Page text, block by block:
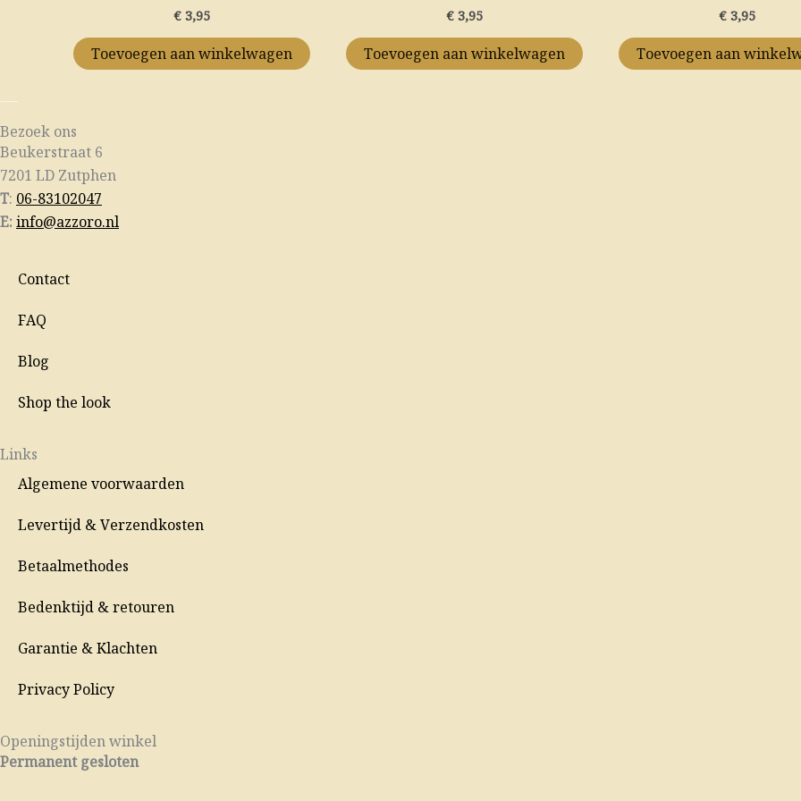
de
productpagina
de
productpagina
€ 3,95
Toevoegen aan winkelwagen
€ 3,95
Toevoegen aan winkelwagen
€ 3,95
Toevoegen aan
Bezoek ons
Beukerstraat 6
7201 LD Zutphen
T: 06-83102047
E: info@azzoro.nl
Contact
FAQ
Blog
Shop the look
Links
Algemene voorwaarden
Levertijd & Verzendkosten
Betaalmethodes
Bedenktijd & retouren
Garantie & Klachten
Privacy Policy
Openingstijden winkel
Permanent gesloten